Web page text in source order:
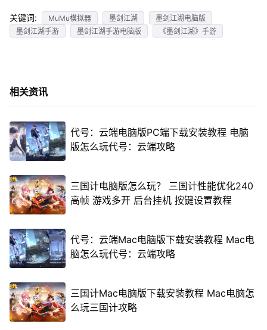
关键词: MuMu模拟器 墨剑江湖
墨剑江湖电脑版
墨剑江湖手游
墨剑江湖手游电脑版 《墨剑江湖》手游
相关资讯
代号：云端电脑版PC端下载安装教程 电脑
版怎么玩代号：云端攻略
三国计电脑版怎么玩？ 三国计性能优化240
高帧 游戏多开 后台挂机 按键设置教程
代号：云端Mac电脑版下载安装教程 Mac电
脑怎么玩代号：云端攻略
三国计Mac电脑版下载安装教程 Mac电脑怎
么玩三国计攻略